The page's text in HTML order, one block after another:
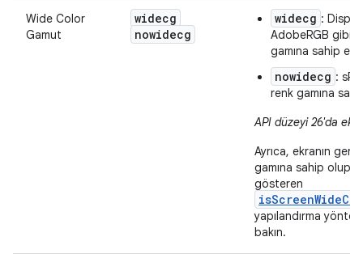
Wide Color
Gamut
widecg
nowidecg
widecg :
AdobeRGB gibi
gamına sahip
nowidecg :
renk gamına
API düzeyi 26'da
Ayrıca, ekranın
gamına sahip olup
gösteren
yapılandırma
bakın.